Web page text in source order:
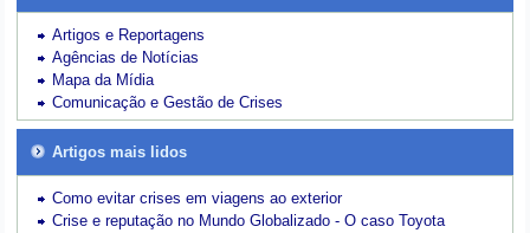
Artigos e Reportagens
Agências de Notícias
Mapa da Mídia
Comunicação e Gestão de Crises
Artigos mais lidos
Como evitar crises em viagens ao exterior
Crise e reputação no Mundo Globalizado - O caso Toyota